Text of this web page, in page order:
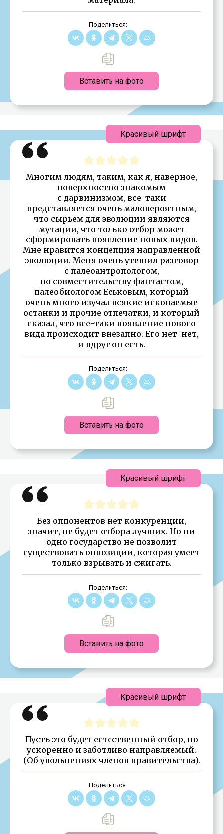
Поделиться:
Вставить на фото
Многим людям, таким, как я, наверное,
поверхностно знакомым
с дарвинизмом, все-таки
представляется очень маловероятным,
что сырьем для эволюции являются
мутации, что только отбор может
сформировать появление новых видов.
Мне нравится концепция направленной
эволюции. Меня очень утешил разговор
с палеоантропологом,
по совместительству фантастом,
палеобиологом Еськовым, который
очень много изучал всякие ископаемые
останки и прочие отпечатки, и который
сказал, что все-таки появление нового
вида происходит внезапно. Его нет-нет,
и вдруг он есть.
Поделиться:
Вставить на фото
Красивый шрифт
Без оппонентов нет конкуренции,
значит, не будет отбора лучших. Но ни
одно государство не позволит
существовать оппозиции, которая умеет
только взрывать и сжигать.
Поделиться:
Вставить на фото
Красивый шрифт
Пусть это будет естественный отбор, но
ускоренно и заботливо направляемый.
(Об увольнениях членов правительства).
Поделиться:
Красивый шрифт